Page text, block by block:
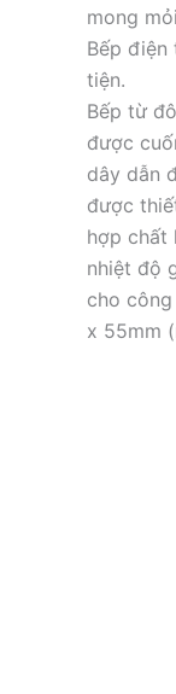
mong
Bếp điện
tiện.
Bếp từ
được
dây dẫn
được
hợp chất
nhiệt độ
cho
x 55mm